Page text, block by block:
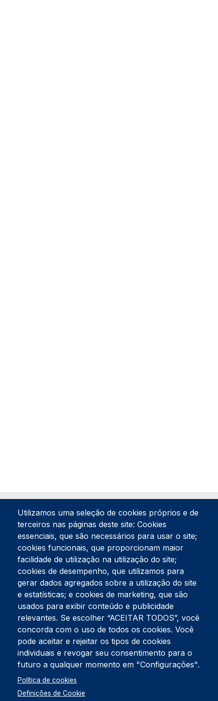
Tel:234 390 100Fax:234 390 100
Endereço Postal
Apartado 42
Rua Gil Eanes 31
3834-908 Gafanha da Nazaré
Estúdios
Rua Prior Guerra
Edifício do Centro Cultural da Gafanha da Nazaré
3830-556 Gafanha da Nazaré
Rodapé
Cookies
Política de Privacidade
Utilizamos uma seleção de cookies próprios e de
terceiros nas páginas deste site: Cookies
essenciais, que são necessários para usar o site;
cookies funcionais, que proporcionam maior
facilidade de utilização na utilização do site;
cookies de desempenho, que utilizamos para
gerar dados agregados sobre a utilização do site
e estatísticas; e cookies de marketing, que são
usados para exibir conteúdo e publicidade
relevantes. Se escolher “ACEITAR TODOS”, você
concorda com o uso de todos os cookies. Você
pode aceitar e rejeitar os tipos de cookies
individuais e revogar seu consentimento para o
futuro a qualquer momento em "Configurações".
Política de cookies
Definições de Cookie